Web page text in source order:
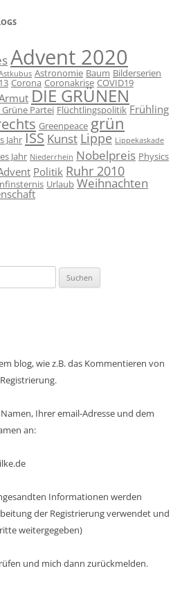
Advent 2020
Astronomie Baum Bilderserien
Corona Coronakrise COVID19
DIE GRÜNEN
Partei Flüchtlingspolitik Frühling
Greenpeace grün
Jahr ISS Kunst Lippe Lippekaskade
Jahr Niederrhein Nobelpreis Physics
Politik Ruhr 2010
Urlaub Weihnachten
blog, wie z.B. das Kommentieren von
Ihrer email-Adresse und dem
an:
Informationen werden
der Registrierung verwendet und
weitergegeben)
und mich dann zurückmelden.